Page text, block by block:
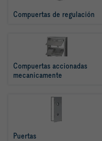
Compuertas de regulación
Compuertas accionadas
mecanicamente
Puertas